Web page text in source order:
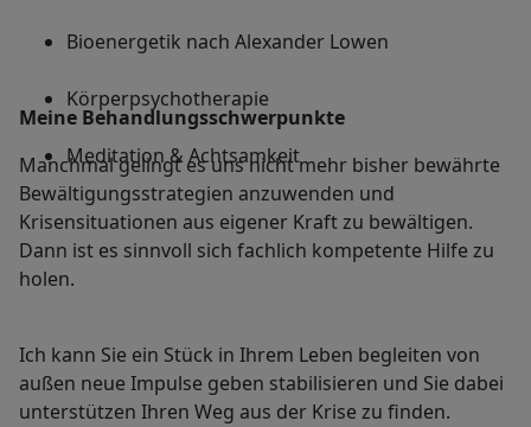
Bioenergetik nach Alexander Lowen
Körperpsychotherapie
Meditation & Achtsamkeit
Meine Behandlungs­schwerpunkte
Manchmal gelingt es uns nicht mehr bisher bewährte
Bewältigungsstrategien anzuwenden und
Krisensituationen aus eigener Kraft zu bewältigen.
Dann ist es sinnvoll sich fachlich kompetente Hilfe zu
holen.
Ich kann Sie ein Stück in Ihrem Leben begleiten von
außen neue Impulse geben stabilisieren und Sie dabei
unterstützen Ihren Weg aus der Krise zu finden.